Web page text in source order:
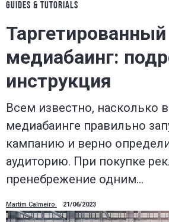
GUIDES & TUTORIALS
Таргетированный
медиабаинг:
инструкция
Всем известно, насколько
медиабаинге правильно
кампанию и верно
аудиторию. При покупке
пренебрежение одним…
Martim Calmeiro 21/06/2023